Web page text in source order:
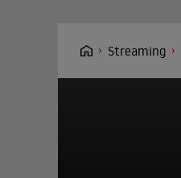
Streaming